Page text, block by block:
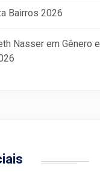
Bairros 2026
Nasser em Gênero e